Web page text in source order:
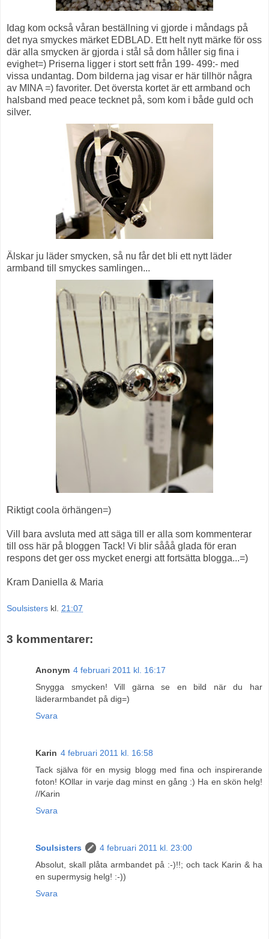
Idag kom också våran beställning vi gjorde i måndags på
det nya smyckes märket EDBLAD. Ett helt nytt märke för oss
där alla smycken är gjorda i stål så dom håller sig fina i
evighet=) Priserna ligger i stort sett från 199- 499:- med
vissa undantag. Dom bilderna jag visar er här tillhör några
av MINA =) favoriter. Det översta kortet är ett armband och
halsband med peace tecknet på, som kom i både guld och
silver.
Älskar ju läder smycken, så nu får det bli ett nytt läder
armband till smyckes samlingen...
Riktigt coola örhängen=)
Vill bara avsluta med att säga till er alla som kommenterar
till oss här på bloggen Tack! Vi blir sååå glada för eran
respons det ger oss mycket energi att fortsätta blogga...=)
Kram Daniella & Maria
Soulsisters kl. 21:07
3 kommentarer:
Anonym 4 februari 2011 kl. 16:17
Snygga smycken! Vill gärna se en bild när du har
läderarmbandet på dig=)
Svara
Karin 4 februari 2011 kl. 16:58
Tack själva för en mysig blogg med fina och inspirerande
foton! KOllar in varje dag minst en gång :) Ha en skön helg!
//Karin
Svara
Soulsisters
4 februari 2011 kl. 23:00
Absolut, skall plåta armbandet på :-)!!; och tack Karin & ha
en supermysig helg! :-))
Svara